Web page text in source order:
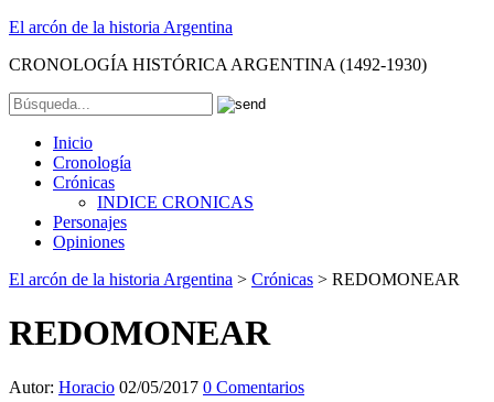
El arcón de la historia Argentina
CRONOLOGÍA HISTÓRICA ARGENTINA (1492-1930)
Inicio
Cronología
Crónicas
INDICE CRONICAS
Personajes
Opiniones
El arcón de la historia Argentina > Crónicas > REDOMONEAR
REDOMONEAR
Autor: Horacio 02/05/2017 0 Comentarios